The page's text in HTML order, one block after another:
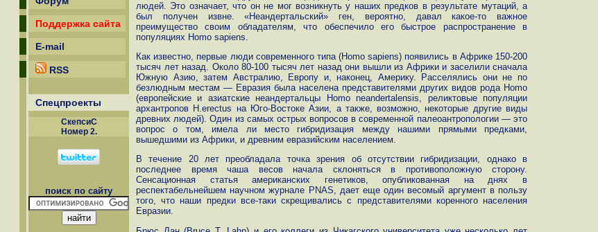
Поддержка сайта
E-mail
RSS
Спецпроекты
СкепсиС
Номер 2.
поиск по сайту
людей. Это означает, что он не мог возникнуть у наших предков в результате мутаций, а
был получен извне. «Неандертальский» ген, вероятно, давал какое-то важное
преимущество своим обладателям, что обеспечило его быстрое распространение в
популяциях Homo sapiens.
Как известно, первые люди современного типа (Homo sapiens) появились в Африке 150-200
тысяч лет назад. Около 80-100 тысяч лет назад они вышли из Африки и заселили сначала
Южную Азию, затем Австралию, Европу и, наконец, Америку. Расселялись они не по
безлюдным местам — Евразия была населена представителями других видов рода Homo
(европейские и азиатские неандертальцы Homo neandertalensis, реликтовые популяции
архантропов H.erectus на Юго-Востоке Азии, а также, возможно, некоторые другие виды
древних людей). Один из самых острых вопросов в современной палеоантропологии — это
вопрос о том, имела ли место гибридизация между нашими прямыми предками,
вышедшими из Африки, и древним евразийским населением.
В течение 20 лет преобладала точка зрения об отсутствии гибридизации, однако в
последнее время чаша весов начала склоняться в противоположную сторону.
Сенсационная статья американских генетиков, опубликованная на днях в
респектабельнейшем научном журнале PNAS, дает еще один весомый аргумент в пользу
того, что наши предки все-таки скрещивались с представителями коренного населения
Евразии.